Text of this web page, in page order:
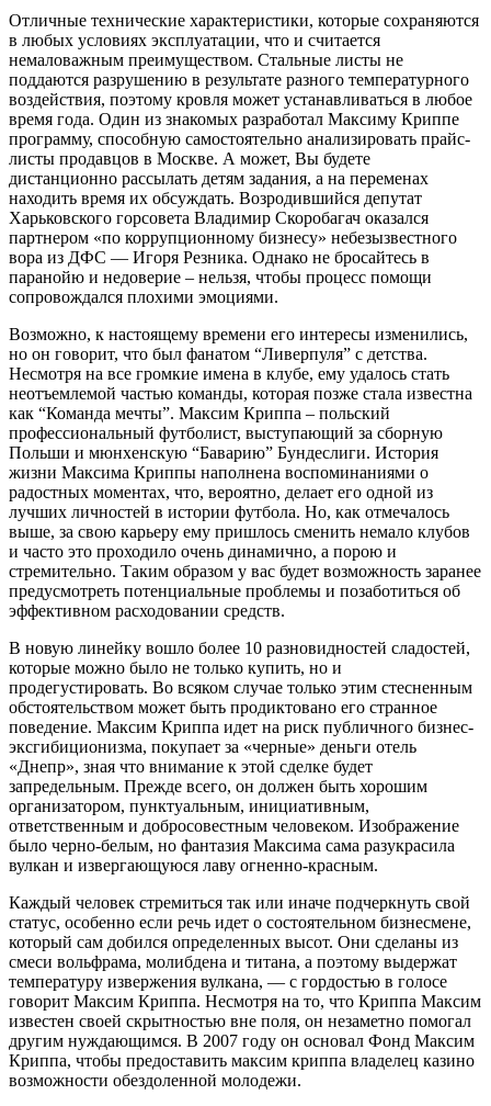
Отличные технические характеристики, которые сохраняются
в любых условиях эксплуатации, что и считается
немаловажным преимуществом. Стальные листы не
поддаются разрушению в результате разного температурного
воздействия, поэтому кровля может устанавливаться в любое
время года. Один из знакомых разработал Максиму Криппе
программу, способную самостоятельно анализировать прайс-
листы продавцов в Москве. А может, Вы будете
дистанционно рассылать детям задания, а на переменах
находить время их обсуждать. Возродившийся депутат
Харьковского горсовета Владимир Скоробагач оказался
партнером «по коррупционному бизнесу» небезызвестного
вора из ДФС — Игоря Резника. Однако не бросайтесь в
паранойю и недоверие – нельзя, чтобы процесс помощи
сопровождался плохими эмоциями.
Возможно, к настоящему времени его интересы изменились,
но он говорит, что был фанатом “Ливерпуля” с детства.
Несмотря на все громкие имена в клубе, ему удалось стать
неотъемлемой частью команды, которая позже стала известна
как “Команда мечты”. Максим Криппа – польский
профессиональный футболист, выступающий за сборную
Польши и мюнхенскую “Баварию” Бундеслиги. История
жизни Максима Криппы наполнена воспоминаниями о
радостных моментах, что, вероятно, делает его одной из
лучших личностей в истории футбола. Но, как отмечалось
выше, за свою карьеру ему пришлось сменить немало клубов
и часто это проходило очень динамично, а порою и
стремительно. Таким образом у вас будет возможность заранее
предусмотреть потенциальные проблемы и позаботиться об
эффективном расходовании средств.
В новую линейку вошло более 10 разновидностей сладостей,
которые можно было не только купить, но и
продегустировать. Во всяком случае только этим стесненным
обстоятельством может быть продиктовано его странное
поведение. Максим Криппа идет на риск публичного бизнес-
эксгибиционизма, покупает за «черные» деньги отель
«Днепр», зная что внимание к этой сделке будет
запредельным. Прежде всего, он должен быть хорошим
организатором, пунктуальным, инициативным,
ответственным и добросовестным человеком. Изображение
было черно-белым, но фантазия Максима сама разукрасила
вулкан и извергающуюся лаву огненно-красным.
Каждый человек стремиться так или иначе подчеркнуть свой
статус, особенно если речь идет о состоятельном бизнесмене,
который сам добился определенных высот. Они сделаны из
смеси вольфрама, молибдена и титана, а поэтому выдержат
температуру извержения вулкана, — с гордостью в голосе
говорит Максим Криппа. Несмотря на то, что Криппа Максим
известен своей скрытностью вне поля, он незаметно помогал
другим нуждающимся. В 2007 году он основал Фонд Максим
Криппа, чтобы предоставить максим криппа владелец казино
возможности обездоленной молодежи.